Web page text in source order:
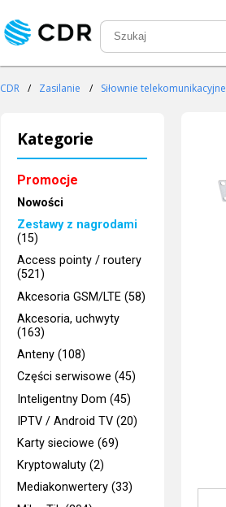
CDR / Zasilanie / Siłownie telekomunikacyjne
Kategorie
Promocje
Nowości
Zestawy z nagrodami
(15)
Access pointy / routery
(521)
Akcesoria GSM/LTE (58)
Akcesoria, uchwyty
(163)
Anteny (108)
Części serwisowe (45)
Inteligentny Dom (45)
IPTV / Android TV (20)
Karty sieciowe (69)
Kryptowaluty (2)
Mediakonwertery (33)